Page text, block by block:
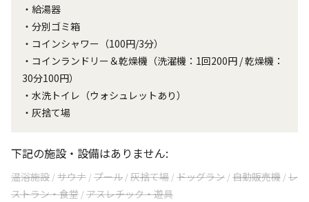
・給湯器
・分別ゴミ箱
・コインシャワー（100円/3分）
・コインランドリー＆乾燥機（洗濯機：1回200円 / 乾燥機：
30分100円）
・水洗トイレ（ウォシュレットあり）
・灰捨て場
下記の施設・設備はありません:
温浴施設 /サウナ /プール /灰捨て場 /ドッグラン /自動販売機 /レ
ストラン・食堂 /アスレチック・遊具